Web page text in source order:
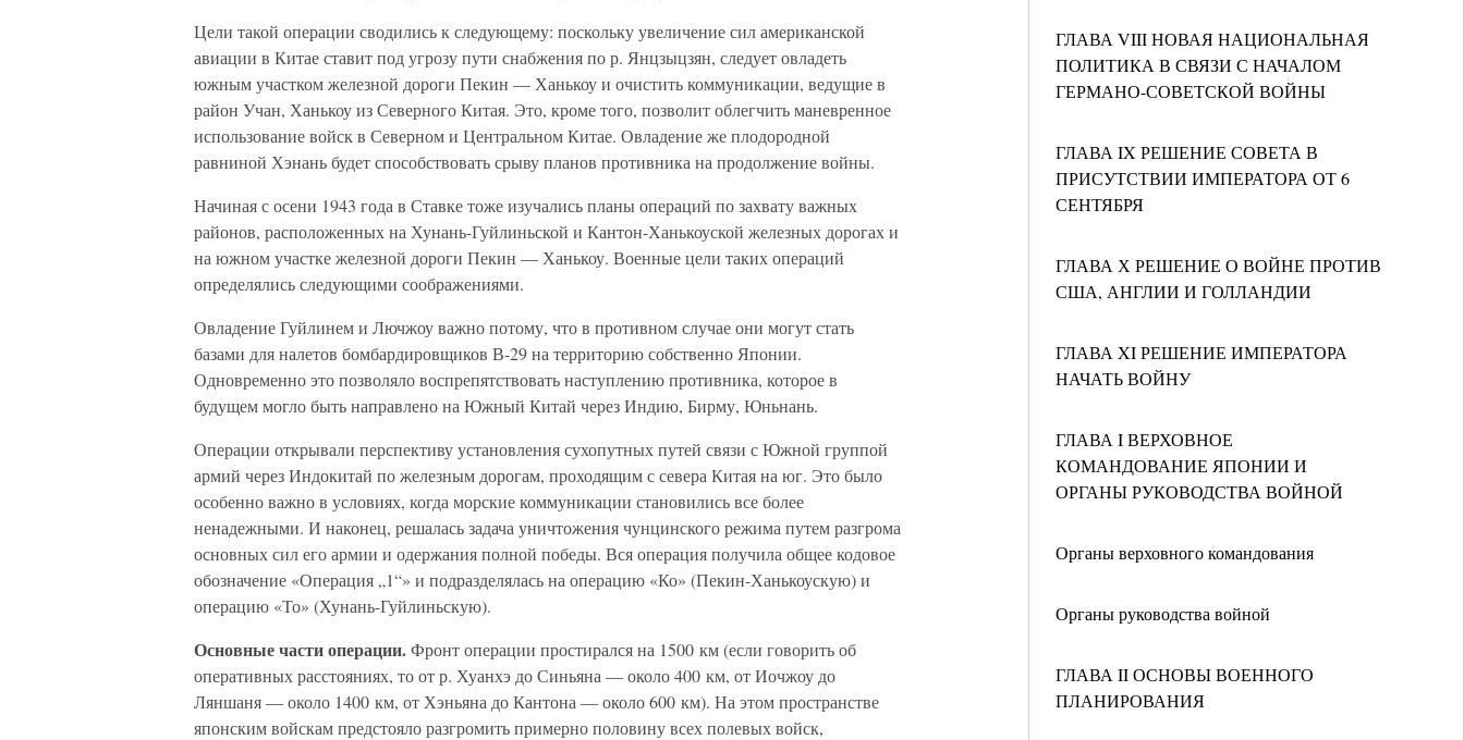
ГЛАВА VIII НОВАЯ НАЦИОНАЛЬНАЯ
ПОЛИТИКА В СВЯЗИ С НАЧАЛОМ
ГЕРМАНО-СОВЕТСКОЙ ВОЙНЫ
ГЛАВА IX РЕШЕНИЕ СОВЕТА В
ПРИСУТСТВИИ ИМПЕРАТОРА ОТ 6
СЕНТЯБРЯ
ГЛАВА Х РЕШЕНИЕ О ВОЙНЕ ПРОТИВ
США, АНГЛИИ И ГОЛЛАНДИИ
ГЛАВА XI РЕШЕНИЕ ИМПЕРАТОРА
НАЧАТЬ ВОЙНУ
ГЛАВА I ВЕРХОВНОЕ
КОМАНДОВАНИЕ ЯПОНИИ И
ОРГАНЫ РУКОВОДСТВА ВОЙНОЙ
Органы верховного командования
Органы руководства войной
ГЛАВА II ОСНОВЫ ВОЕННОГО
ПЛАНИРОВАНИЯ
Цели такой операции сводились к следующему: поскольку увеличение сил американской
авиации в Китае ставит под угрозу пути снабжения по р. Янцзыцзян, следует овладеть
южным участком железной дороги Пекин — Ханькоу и очистить коммуникации, ведущие в
район Учан, Ханькоу из Северного Китая. Это, кроме того, позволит облегчить маневренное
использование войск в Северном и Центральном Китае. Овладение же плодородной
равниной Хэнань будет способствовать срыву планов противника на продолжение войны.
Начиная с осени 1943 года в Ставке тоже изучались планы операций по захвату важных
районов, расположенных на Хунань-Гуйлиньской и Кантон-Ханькоуской железных дорогах и
на южном участке железной дороги Пекин — Ханькоу. Военные цели таких операций
определялись следующими соображениями.
Овладение Гуйлинем и Лючжоу важно потому, что в противном случае они могут стать
базами для налетов бомбардировщиков В-29 на территорию собственно Японии.
Одновременно это позволяло воспрепятствовать наступлению противника, которое в
будущем могло быть направлено на Южный Китай через Индию, Бирму, Юньнань.
Операции открывали перспективу установления сухопутных путей связи с Южной группой
армий через Индокитай по железным дорогам, проходящим с севера Китая на юг. Это было
особенно важно в условиях, когда морские коммуникации становились все более
ненадежными. И наконец, решалась задача уничтожения чунцинского режима путем разгрома
основных сил его армии и одержания полной победы. Вся операция получила общее кодовое
обозначение «Операция „1“» и подразделялась на операцию «Ко» (Пекин-Ханькоускую) и
операцию «То» (Хунань-Гуйлиньскую).
Основные части операции.Фронт операции простирался на 1500 км (если говорить об
оперативных расстояниях, то от р. Хуанхэ до Синьяна — около 400 км, от Иочжоу до
Ляншаня — около 1400 км, от Хэньяна до Кантона — около 600 км). На этом пространстве
японским войскам предстояло разгромить примерно половину всех полевых войск,